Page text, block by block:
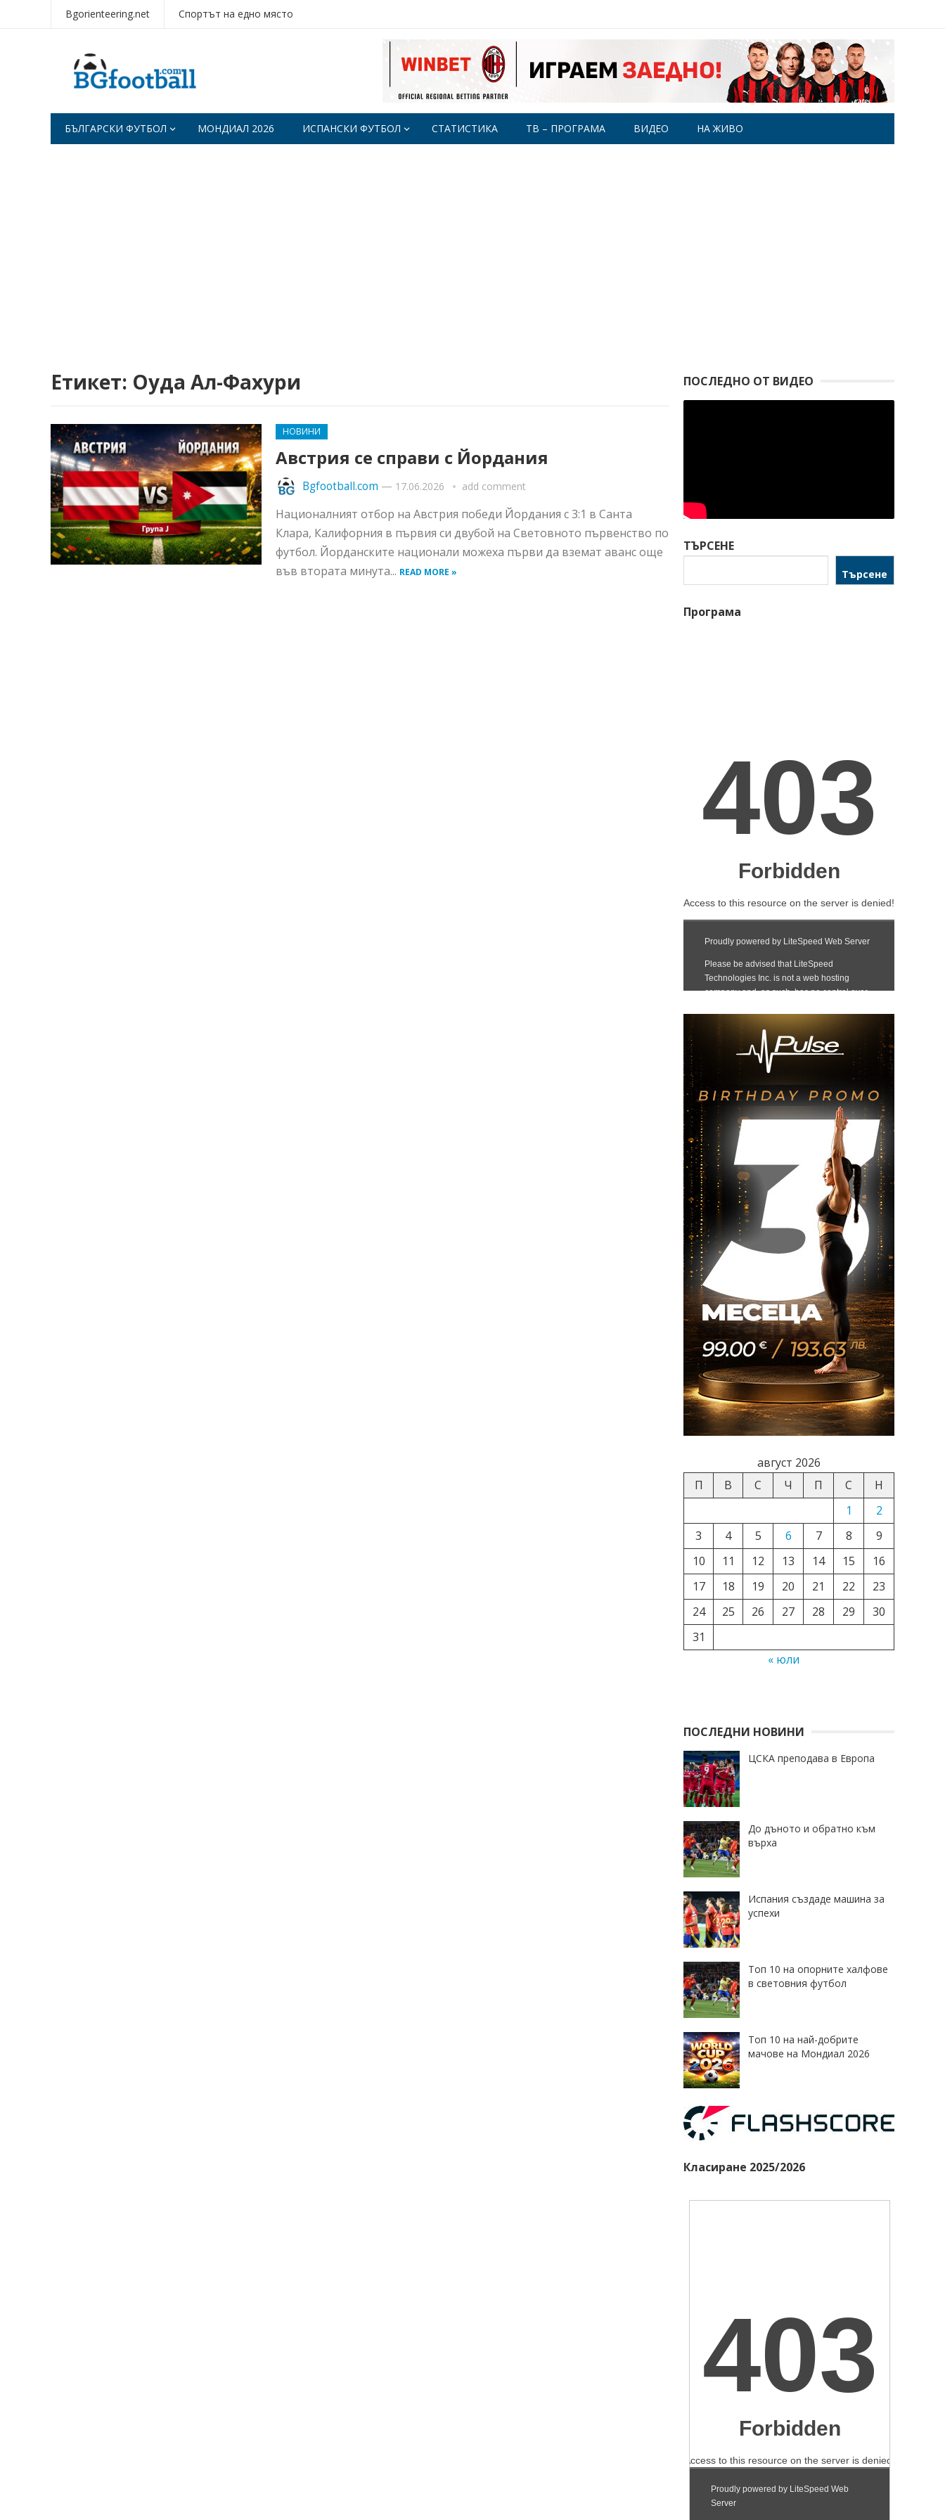
Bgorienteering.net Спортът на едно място
БЪЛГАРСКИ ФУТБОЛ МОНДИАЛ 2026 ИСПАНСКИ ФУТБОЛ СТАТИСТИКА ТВ – ПРОГРАМА ВИДЕО НА ЖИВО
Етикет: Оуда Ал-Фахури
НОВИНИ
Австрия се справи с Йордания
Bgfootball.com — 17.06.2026 add comment
Националният отбор на Австрия победи Йордания с 3:1 в Санта
Клара, Калифорния в първия си двубой на Световното първенство по
футбол. Йорданските национали можеха първи да вземат аванс още
във втората минута... READ MORE »
ПОСЛЕДНО ОТ ВИДЕО
ТЪРСЕНЕ
Търсене
Програма
август 2026
П
В С Ч П С
Н
1
2
3
4 5 6 7 8
9
10
11 12 13 14 15
16
17
18 19 20 21 22
23
24
25 26 27 28 29
30
31
« юли
ПОСЛЕДНИ НОВИНИ
ЦСКА преподава в Европа
До дъното и обратно към
върха
Испания създаде машина за
успехи
Топ 10 на опорните халфове
в световния футбол
Топ 10 на най-добрите
мачове на Мондиал 2026
Класиране 2025/2026